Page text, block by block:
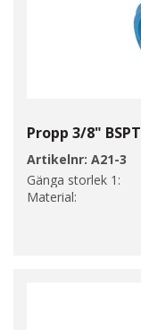
Propp 3/8" BSPT
Artikelnr: A21-3
Gänga storlek 1:
Material: